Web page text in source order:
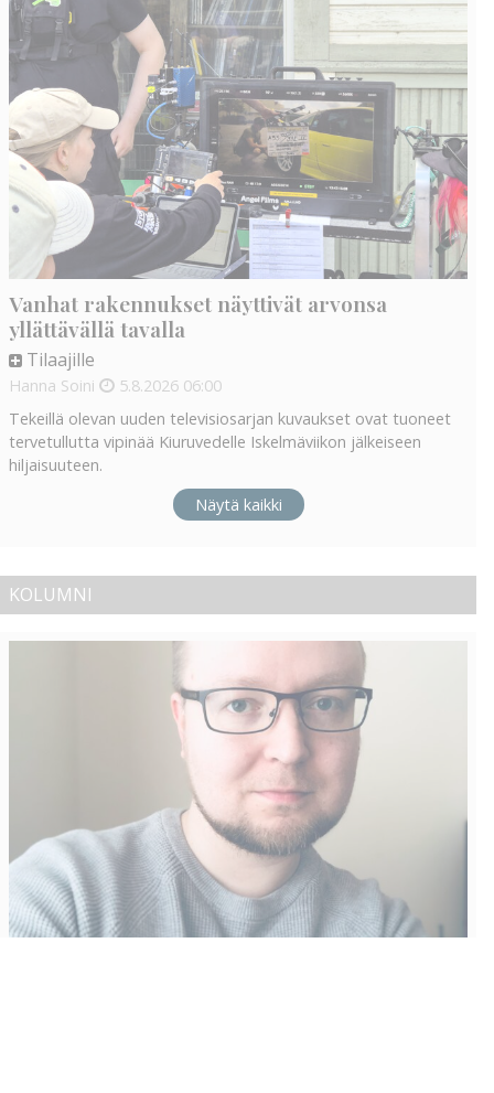
Vanhat rakennukset näyttivät arvonsa
yllättävällä tavalla
Tilaajille
Hanna Soini 5.8.2026 06:00
Tekeillä olevan uuden televisiosarjan kuvaukset ovat tuoneet
tervetullutta vipinää Kiuruvedelle Iskelmäviikon jälkeiseen
hiljaisuuteen.
Näytä kaikki
KOLUMNI